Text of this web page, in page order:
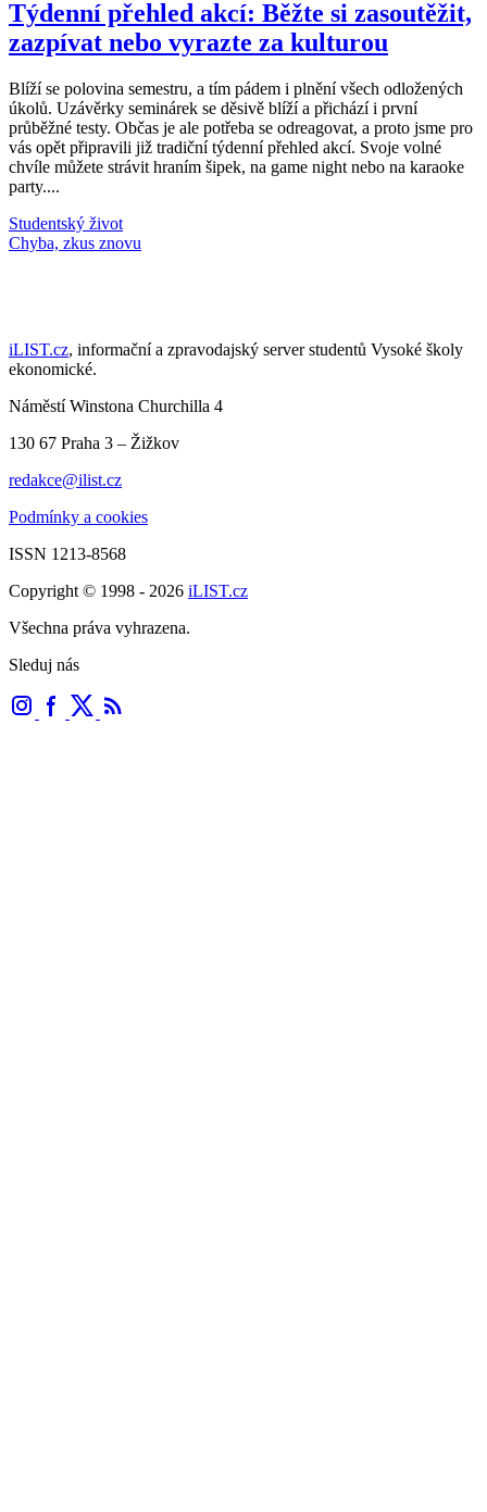
Týdenní přehled akcí: Běžte si zasoutěžit,
zazpívat nebo vyrazte za kulturou
Blíží se polovina semestru, a tím pádem i plnění všech odložených
úkolů. Uzávěrky seminárek se děsivě blíží a přichází i první
průběžné testy. Občas je ale potřeba se odreagovat, a proto jsme pro
vás opět připravili již tradiční týdenní přehled akcí. Svoje volné
chvíle můžete strávit hraním šipek, na game night nebo na karaoke
party....
Studentský život
Načti další články
iLIST.cz, informační a zpravodajský server studentů Vysoké školy
ekonomické.
Náměstí Winstona Churchilla 4
130 67 Praha 3 – Žižkov
redakce@ilist.cz
Podmínky a cookies
ISSN 1213-8568
Copyright © 1998 - 2026 iLIST.cz
Všechna práva vyhrazena.
Sleduj nás